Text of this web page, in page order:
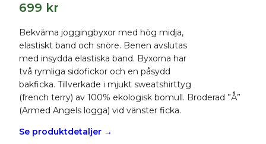
699 kr
Bekväma joggingbyxor med hög midja,
elastiskt band och snöre. Benen avslutas
med insydda elastiska band. Byxorna har
två rymliga sidofickor och en påsydd
bakficka. Tillverkade i mjukt sweatshirttyg
(french terry) av 100% ekologisk bomull. Broderad ”Å”
(Armed Angels logga) vid vänster ficka.
Se produktdetaljer →